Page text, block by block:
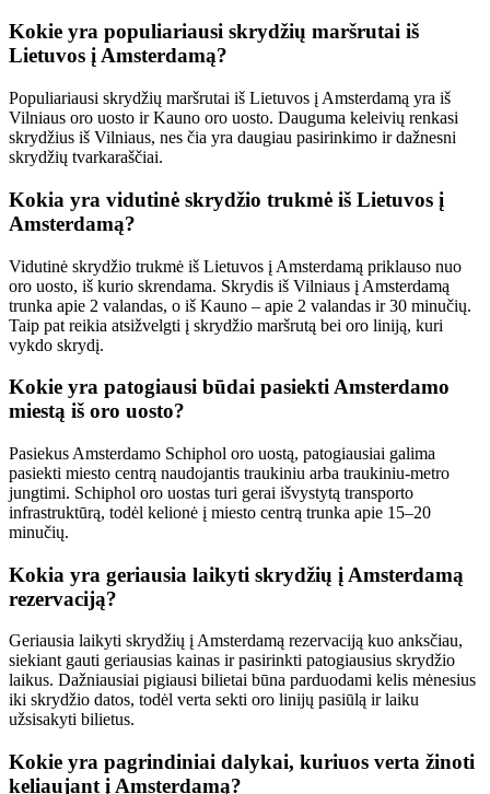
Kokie yra populiariausi skrydžių maršrutai iš
Lietuvos į Amsterdamą?
Populiariausi skrydžių maršrutai iš Lietuvos į Amsterdamą yra iš
Vilniaus oro uosto ir Kauno oro uosto. Dauguma keleivių renkasi
skrydžius iš Vilniaus, nes čia yra daugiau pasirinkimo ir dažnesni
skrydžių tvarkaraščiai.
Kokia yra vidutinė skrydžio trukmė iš Lietuvos į
Amsterdamą?
Vidutinė skrydžio trukmė iš Lietuvos į Amsterdamą priklauso nuo
oro uosto, iš kurio skrendama. Skrydis iš Vilniaus į Amsterdamą
trunka apie 2 valandas, o iš Kauno – apie 2 valandas ir 30 minučių.
Taip pat reikia atsižvelgti į skrydžio maršrutą bei oro liniją, kuri
vykdo skrydį.
Kokie yra patogiausi būdai pasiekti Amsterdamo
miestą iš oro uosto?
Pasiekus Amsterdamo Schiphol oro uostą, patogiausiai galima
pasiekti miesto centrą naudojantis traukiniu arba traukiniu-metro
jungtimi. Schiphol oro uostas turi gerai išvystytą transporto
infrastruktūrą, todėl kelionė į miesto centrą trunka apie 15–20
minučių.
Kokia yra geriausia laikyti skrydžių į Amsterdamą
rezervaciją?
Geriausia laikyti skrydžių į Amsterdamą rezervaciją kuo anksčiau,
siekiant gauti geriausias kainas ir pasirinkti patogiausius skrydžio
laikus. Dažniausiai pigiausi bilietai būna parduodami kelis mėnesius
iki skrydžio datos, todėl verta sekti oro linijų pasiūlą ir laiku
užsisakyti bilietus.
Kokie yra pagrindiniai dalykai, kuriuos verta žinoti
keliaujant į Amsterdamą?